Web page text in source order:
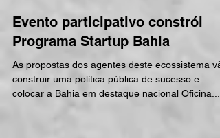
Evento participativo constrói
Programa Startup Bahia